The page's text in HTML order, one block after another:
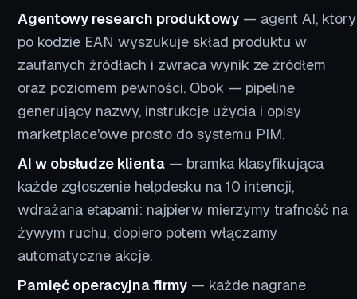
Agentowy research produktowy — agent AI, który
po kodzie EAN wyszukuje skład produktu w
zaufanych źródłach i zwraca wynik ze źródłem
oraz poziomem pewności. Obok — pipeline
generujący nazwy, instrukcje użycia i opisy
marketplace'owe prosto do systemu PIM.
AI w obsłudze klienta — bramka klasyfikująca
każde zgłoszenie helpdesku na 10 intencji,
wdrażana etapami: najpierw mierzymy trafność na
żywym ruchu, dopiero potem włączamy
automatyczne akcje.
Pamięć operacyjna firmy — każde nagrane